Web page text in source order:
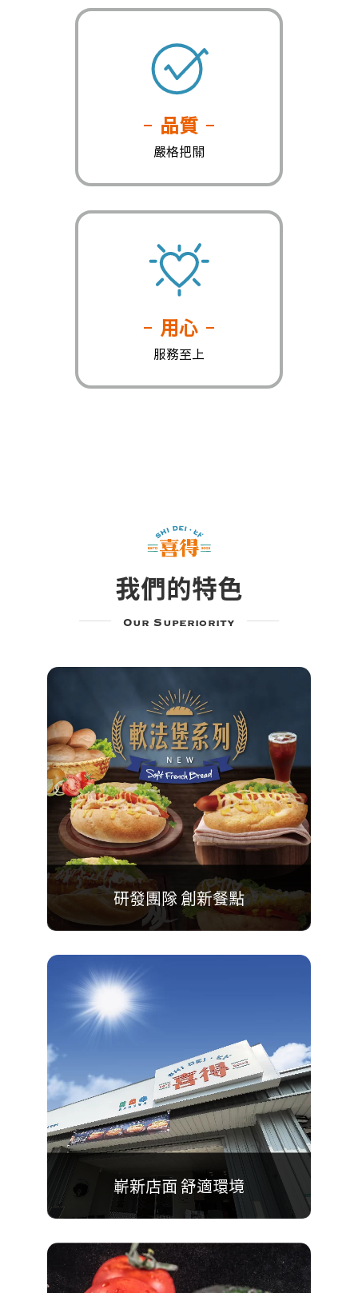
品質
嚴格把關
用心
服務至上
我們的特色
Our Superiority
研發團隊 創新餐點
不斷推各式口味炭火燒三明治，
更結合西式餐點，
給予顧客豐富多樣的選擇
嶄新店面 舒適環境
更換新形象與新店面，